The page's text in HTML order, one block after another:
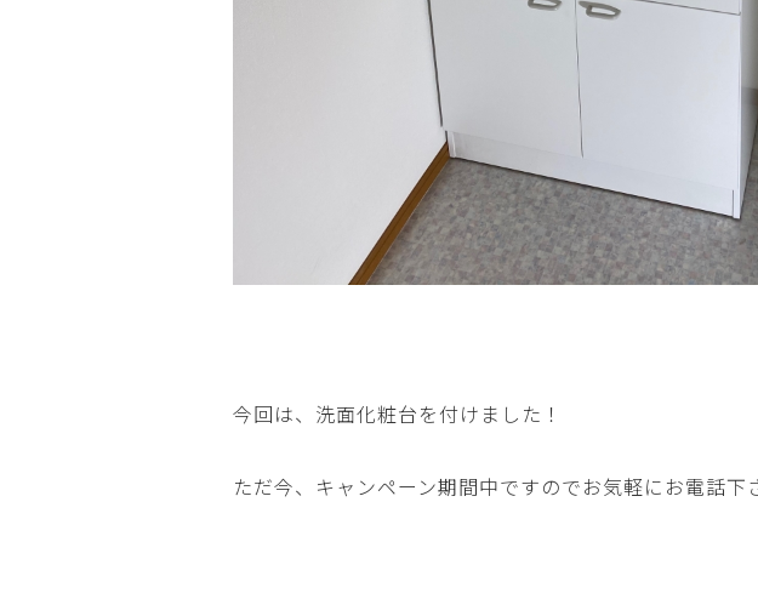
今回は、洗面化粧台を付けました！
ただ今、キャンペーン期間中ですのでお気軽にお電話下